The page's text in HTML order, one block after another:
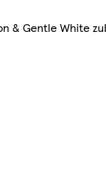
& Gentle White